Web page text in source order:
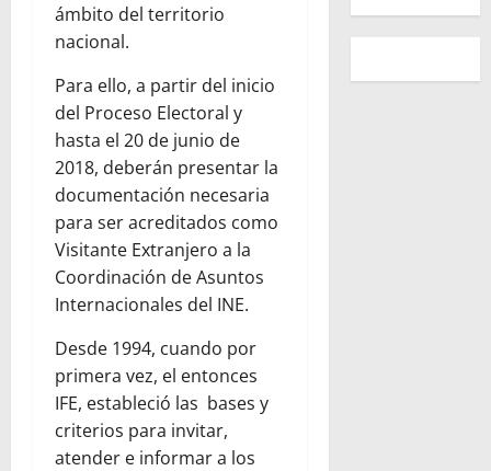
ámbito del territorio
nacional.
Para ello, a partir del inicio
del Proceso Electoral y
hasta el 20 de junio de
2018, deberán presentar la
documentación necesaria
para ser acreditados como
Visitante Extranjero a la
Coordinación de Asuntos
Internacionales del INE.
Desde 1994, cuando por
primera vez, el entonces
IFE, estableció las bases y
criterios para invitar,
atender e informar a los